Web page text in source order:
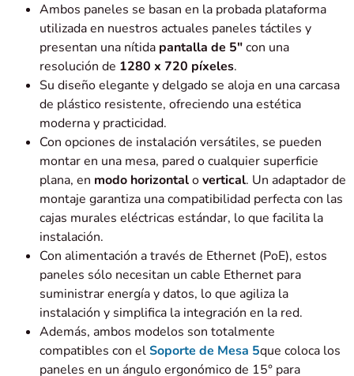
Ambos paneles se basan en la probada plataforma
utilizada en nuestros actuales paneles táctiles y
presentan una nítida pantalla de 5″con una
resolución de 1280 x 720 píxeles.
Su diseño elegante y delgado se aloja en una carcasa
de plástico resistente, ofreciendo una estética
moderna y practicidad.
Con opciones de instalación versátiles, se pueden
montar en una mesa, pared o cualquier superficie
plana, en modo horizontalovertical. Un adaptador de
montaje garantiza una compatibilidad perfecta con las
cajas murales eléctricas estándar, lo que facilita la
instalación.
Con alimentación a través de Ethernet (PoE), estos
paneles sólo necesitan un cable Ethernet para
suministrar energía y datos, lo que agiliza la
instalación y simplifica la integración en la red.
Además, ambos modelos son totalmente
compatibles con elSoporte de Mesa 5que coloca los
paneles en un ángulo ergonómico de 15° para